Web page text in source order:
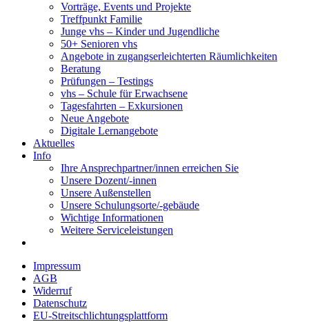
Vorträge, Events und Projekte
Treffpunkt Familie
Junge vhs – Kinder und Jugendliche
50+ Senioren vhs
Angebote in zugangserleichterten Räumlichkeiten
Beratung
Prüfungen – Testings
vhs – Schule für Erwachsene
Tagesfahrten – Exkursionen
Neue Angebote
Digitale Lernangebote
Aktuelles
Info
Ihre Ansprechpartner/innen erreichen Sie
Unsere Dozent/-innen
Unsere Außenstellen
Unsere Schulungsorte/-gebäude
Wichtige Informationen
Weitere Serviceleistungen
Impressum
AGB
Widerruf
Datenschutz
EU-Streitschlichtungsplattform